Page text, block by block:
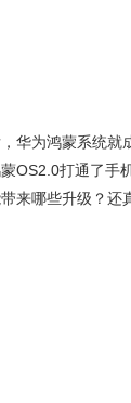
华为鸿蒙系统就
OS2.0打通了手
来哪些升级？还